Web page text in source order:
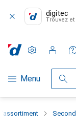
digitec
Trouvez
Navigation par
Menu
Paramètres
Compte client
Listes de
Listes d'envies
Panier